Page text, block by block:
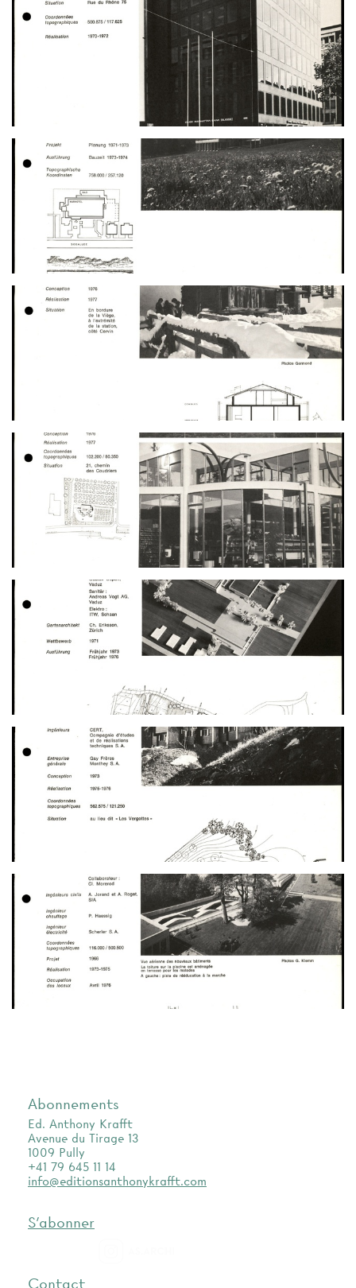
Abonnements
Ed. Anthony Krafft
Avenue du Tirage 13
1009 Pully
+41 79 645 11 14
info@editionsanthonykrafft.com
S'abonner
Contact